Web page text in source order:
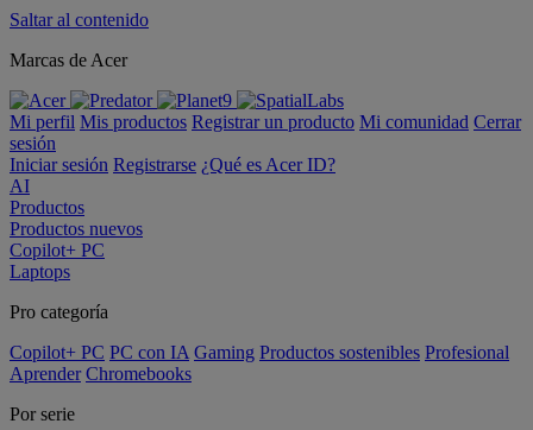
Saltar al contenido
Marcas de Acer
Mi perfil Mis productos Registrar un producto Mi comunidad Cerrar
sesión
Iniciar sesión Registrarse ¿Qué es Acer ID?
AI
Productos
Productos nuevos
Copilot+ PC
Laptops
Pro categoría
Copilot+ PC PC con IA Gaming Productos sostenibles Profesional
Aprender Chromebooks
Por serie